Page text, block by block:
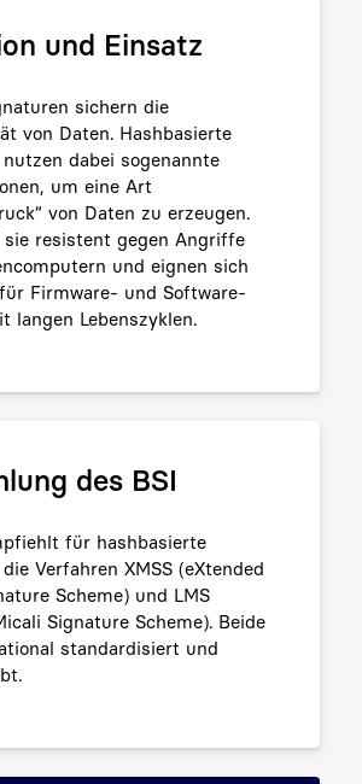
und Einsatz
sichern die
von Daten. Hashbasierte
dabei sogenannte
um eine Art
von Daten zu erzeugen.
resistent gegen Angriffe
und eignen sich
Firmware- und Software-
langen Lebenszyklen.
des BSI
für hashbasierte
Verfahren XMSS (eXtended
Scheme) und LMS
Signature Scheme). Beide
standardisiert und